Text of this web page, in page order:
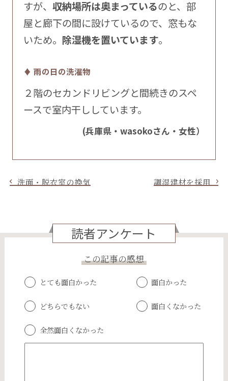
すが、 収納場所は奥まっているのと、部
屋と廊下の間に設けているので、窓もな
いため。 除湿機を置いています。
♦ 雨の日の洗濯物
２階のセカンドリビングと間続きのスペ
ースで室内干ししています。
(兵庫県・wasokoさん・女性）
洗面・脱衣室の換気 調湿建材を採用
読者アンケート
この記事の感想
とても面白かった 面白かった
どちらでもない 面白くなかった
全然面白くなかった